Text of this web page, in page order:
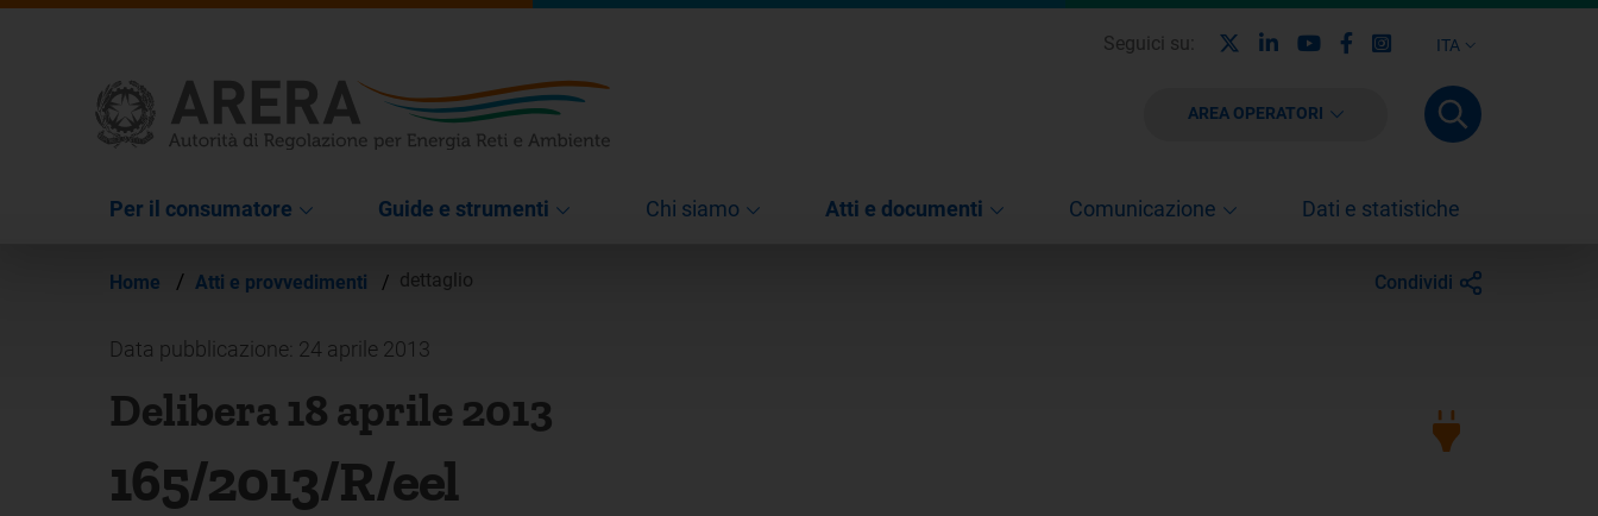
ITA
Seguici su: LinkedinYoutubeFacebook
Instagram
AREA OPERATORI
Per il consumatore Guide e strumenti Chi siamo Atti e documenti Comunicazione Dati e statistiche
Home / Atti e provvedimenti / dettaglio Condividi
Data pubblicazione: 24 aprile 2013
Delibera 18 aprile 2013
165/2013/R/eel